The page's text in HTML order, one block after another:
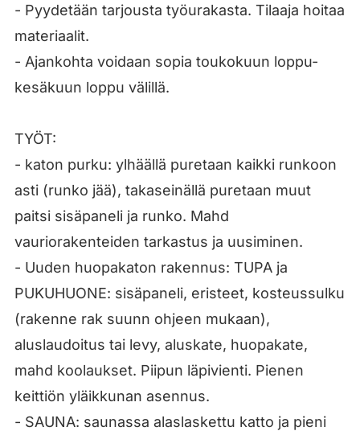
- Pyydetään tarjousta työurakasta. Tilaaja hoitaa
materiaalit.
- Ajankohta voidaan sopia toukokuun loppu-
kesäkuun loppu välillä.
TYÖT:
- katon purku: ylhäällä puretaan kaikki runkoon
asti (runko jää), takaseinällä puretaan muut
paitsi sisäpaneli ja runko. Mahd
vauriorakenteiden tarkastus ja uusiminen.
- Uuden huopakaton rakennus: TUPA ja
PUKUHUONE: sisäpaneli, eristeet, kosteussulku
(rakenne rak suunn ohjeen mukaan),
aluslaudoitus tai levy, aluskate, huopakate,
mahd koolaukset. Piipun läpivienti. Pienen
keittiön yläikkunan asennus.
- SAUNA: saunassa alaslaskettu katto ja pieni